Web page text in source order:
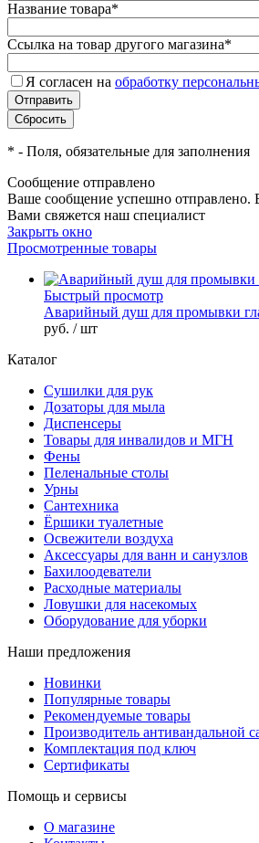
Название товара*
Ссылка на товар другого магазина*
Я согласен на обработку
* - Поля, обязательные для заполнения
Сообщение отправлено
Ваше сообщение успешно отправлено.
Вами свяжется наш специалист
Закрыть окно
Просмотренные товары
Быстрый просмотр
Аварийный душ для промывки
руб. / шт
Каталог
Сушилки для рук
Дозаторы для мыла
Диспенсеры
Товары для инвалидов и МГН
Фены
Пеленальные столы
Урны
Сантехника
Ёршики туалетные
Освежители воздуха
Аксессуары для ванн и санузлов
Бахилоодеватели
Расходные материалы
Ловушки для насекомых
Оборудование для уборки
Наши предложения
Новинки
Популярные товары
Рекомендуемые товары
Производитель антивандальной
Комплектация под ключ
Сертификаты
Помощь и сервисы
О магазине